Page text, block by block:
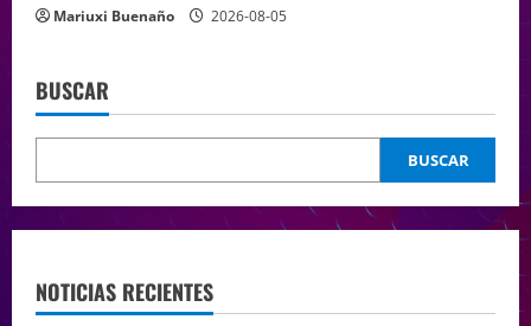
Mariuxi Buenaño 2026-08-05
BUSCAR
BUSCAR
NOTICIAS RECIENTES